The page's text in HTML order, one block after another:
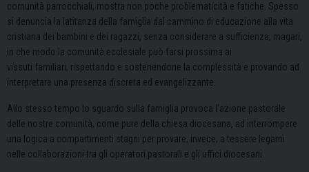
comunità parrocchiali, mostra non poche problematicità e fatiche. Spesso
si denuncia la latitanza della famiglia dal cammino di educazione alla vita
cristiana dei bambini e dei ragazzi, senza considerare a sufficienza, magari,
in che modo la comunità ecclesiale può farsi prossima ai
vissuti familiari, rispettando e sostenendone la complessità e provando ad
interpretare una presenza discreta ed evangelizzante.
Allo stesso tempo lo sguardo sulla famiglia provoca l’azione pastorale
delle nostre comunità, come pure della chiesa diocesana, ad interrompere
una logica a compartimenti stagni per provare, invece, a tessere legami
nelle collaborazioni tra gli operatori pastorali e gli uffici diocesani.